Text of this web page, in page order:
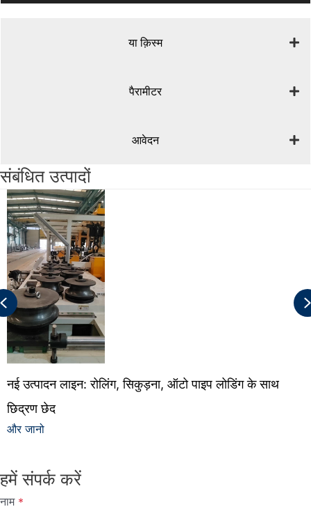
या क़िस्‍म
पैरामीटर
आवेदन
संबंधित उत्पादों
नई उत्पादन लाइन: रोलिंग, सिकुड़ना, ऑटो पाइप लोडिंग के साथ
छिद्रण छेद
और जानो
Previous
हमें संपर्क करें
नाम *